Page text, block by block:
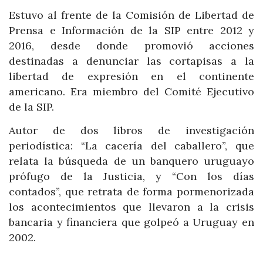
Estuvo al frente de la Comisión de Libertad de
Prensa e Información de la SIP entre 2012 y
2016, desde donde promovió acciones
destinadas a denunciar las cortapisas a la
libertad de expresión en el continente
americano. Era miembro del Comité Ejecutivo
de la SIP.
Autor de dos libros de investigación
periodística: “La cacería del caballero”, que
relata la búsqueda de un banquero uruguayo
prófugo de la Justicia, y “Con los días
contados”, que retrata de forma pormenorizada
los acontecimientos que llevaron a la crisis
bancaria y financiera que golpeó a Uruguay en
2002.